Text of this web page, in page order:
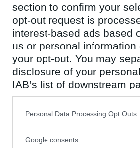
section to confirm your
opt-out request is
interest-based ads based
us or personal
your opt-out. You may
disclosure of your
IAB’s list of downstream
also be disclosed by us
Downstream Participants
Please note that this
Personal Data Processing Opt Outs
Google consents
9234
Eltandborste
Vad har du?